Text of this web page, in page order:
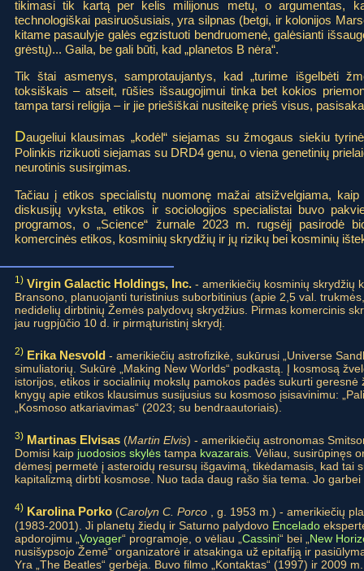
tikimasi tik kartą per kelis milijonus metų, o argumentas,
technologiškai pasiruošusiais, yra silpnas (betgi, ir kolonijos
kitame pasaulyje galės egzistuoti bendruomenė, galėsianti
grėstų)... Gaila, be gali būti, kad „planetos B nėra“.
Tik štai asmenys, samprotaujantys, kad „turime išgelbėti
toksiškais – atseit, rūšies išsaugojimui tinka bet kokios
tampa tarsi religija – ir jie priešiškai nusiteikę prieš visus,
Daugeliui klausimas „kodėl“ siejamas su žmogaus siekiu
Polinkis rizikuoti siejamas su DRD4 genu, o viena genetinių
neurotinis susirgimas.
Tačiau į etikos specialistų nuomonę mažai atsižvelgiama,
diskusijų vyksta, etikos ir sociologijos specialistai buvo
programos, o „Science“ žurnale 2023 m. rugsėjį pasirodė
komercinės etikos, kosminių skrydžių ir jų rizikų bei kosminių
1) Virgin Galactic Holdings, Inc. - amerikiečių kosminių skrydžių
Bransono, planuojanti turistinius suborbitinius (apie 2,5 val.
nedidelių dirbtinių Žemės palydovų skrydžius. Pirmas komercinis
jau rugpjūčio 10 d. ir pirmąturistinį skrydį.
2) Erika Nesvold - amerikiečių astrofizikė, sukūrusi „Universe
simuliatorių. Sukūrė „Making New Worlds“ podkastą. Į kosmosą
istorijos, etikos ir socialinių mokslų pamokos padės sukurti
knygų apie etikos klausimus susijusius su kosmoso įsisavinimu:
„Kosmoso atkariavimas“ (2023; su bendraautoriais).
3) Martinas Elvisas (Martin Elvis) - amerikiečių astronomas
Domisi kaip juodosios skylės tampa kvazarais. Vėliau, susirūpinęs
dėmesį permetė į asteroidų resursų išgavimą, tikėdamasis, kad tai
kapitalizmą dirbti kosmose. Nuo tada daug rašo šia tema. Jo
4) Karolina Porko (Carolyn C. Porco
, g. 1953 m.) - amerikiečių
(1983-2001). Ji planetų žiedų ir Saturno palydovo Encelado
apdorojimu „ Voyager“ programoje, o vėliau „ Cassini“ bei „ New
nusišypsojo Žemė“ organizatorė ir atsakinga už epitafiją ir
Yra „The Beatles“ gerbėja. Buvo filmo „Kontaktas“ (1997) ir 2009